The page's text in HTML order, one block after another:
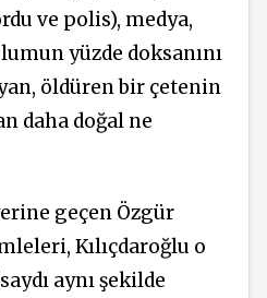
ve polis), medya,
yüzde doksanını
öldüren bir çetenin
daha doğal ne
geçen Özgür
Kılıçdaroğlu o
aynı şekilde